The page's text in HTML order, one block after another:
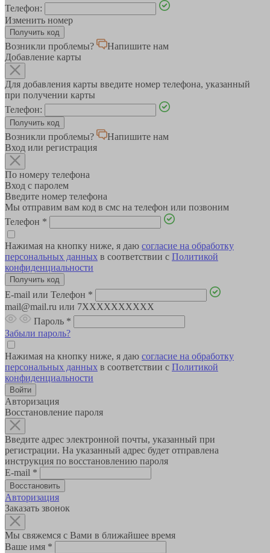
Телефон:
Изменить номер
Возникли проблемы?
Напишите нам
Добавление карты
Для добавления карты введите номер телефона, указанный
при получении карты
Телефон:
Возникли проблемы?
Напишите нам
Вход или регистрация
По номеру телефона
Вход с паролем
Введите номер телефона
Мы отправим вам код в смс на телефон или позвоним
Телефон *
Нажимая на кнопку ниже, я даю согласие на обработку
персональных данных в соответствии с Политикой
конфиденциальности
E-mail или Телефон *
mail@mail.ru или 7XXXXXXXXXX
Пароль *
Забыли пароль?
Нажимая на кнопку ниже, я даю согласие на обработку
персональных данных в соответствии с Политикой
конфиденциальности
Авторизация
Восстановление пароля
Введите адрес электронной почты, указанный при
регистрации. На указанный адрес будет отправлена
инструкция по восстановлению пароля
E-mail *
Авторизация
Заказать звонок
Мы свяжемся с Вами в ближайшее время
Ваше имя *